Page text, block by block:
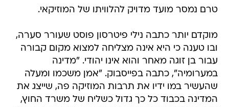
טרם נמסר מועד מדויק להלוויתו של המוזיקאי.
מוקדם יותר כתבה נילי פיטרסון פוסט שעורר סערה,
ובו טענה כי היא אינה מצליחה למצוא מקום קבורה
עבור בן זוגה מאחר והוא אינו יהודי. "מדינה
במערומיה", כתבה בפייסבוק. "אמן משכמו ומעלה
שהעשיר במו ידיו את תרבות המוזיקה פה, שייצג את
המדינה בכבוד כל כך גדול כשליח של משרד החוץ,